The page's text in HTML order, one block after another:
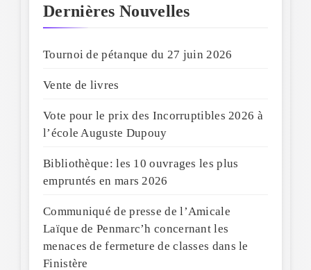
Dernières Nouvelles
Tournoi de pétanque du 27 juin 2026
Vente de livres
Vote pour le prix des Incorruptibles 2026 à
l’école Auguste Dupouy
Bibliothèque: les 10 ouvrages les plus
empruntés en mars 2026
Communiqué de presse de l’Amicale
Laïque de Penmarc’h concernant les
menaces de fermeture de classes dans le
Finistère